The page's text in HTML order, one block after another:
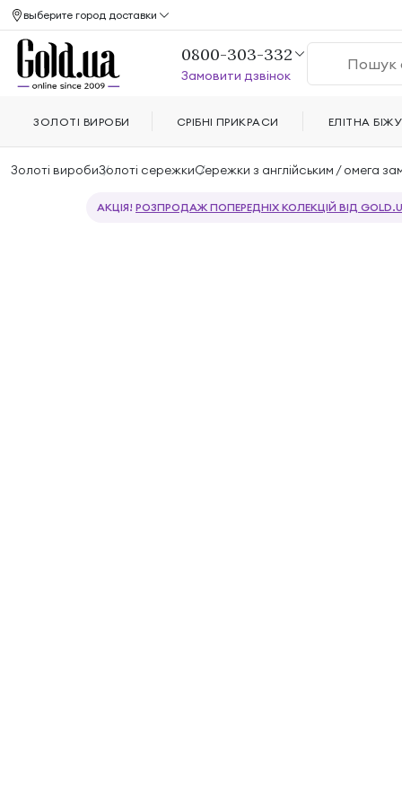
Золоті виробиЗолоті сережкиСережки з англійським / омега
АКЦІЯ! РОЗПРОДАЖ ПОПЕРЕДНІХ КОЛЕКЦІЙ ВІД
выберите город доставки
0800-303-332
Замовити дзвінок
ЗОЛОТІ ВИРОБИ СРІБНІ ПРИКРАСИ ЕЛІТНА